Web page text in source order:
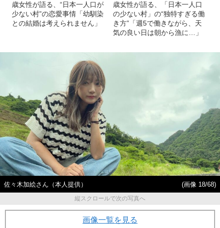
歳女性が語る、“日本一人口が
少ない村”の恋愛事情「幼馴染
との結婚は考えられません」
歳女性が語る、「日本一人口
の少ない村」の“独特すぎる働
き方”「週5で働きながら、天
気の良い日は朝から漁に…」
佐々木加絵さん（本人提供）
(画像 18/68)
縦スクロールで次の写真へ
画像一覧を見る